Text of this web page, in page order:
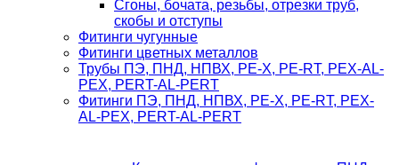
Сгоны, бочата, резьбы, отрезки труб,
скобы и отступы
Фитинги чугунные
Фитинги цветных металлов
Трубы ПЭ, ПНД, НПВХ, PE-X, PE-RT, PEX-AL-
PEX, PERT-AL-PERT
Фитинги ПЭ, ПНД, НПВХ, PE-X, PE-RT, PEX-
AL-PEX, PERT-AL-PERT